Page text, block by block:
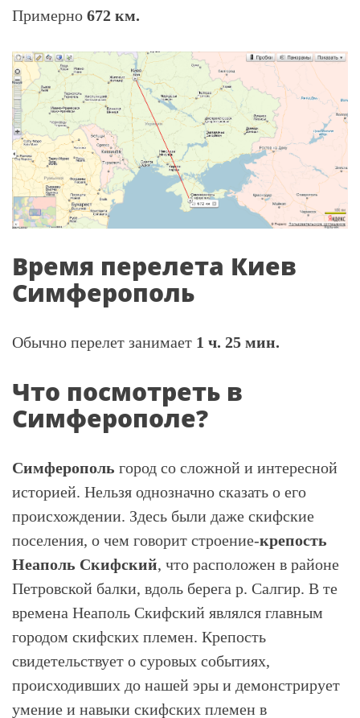
Примерно 672 км.
Время перелета Киев
Симферополь
Обычно перелет занимает 1 ч. 25 мин.
Что посмотреть в
Симферополе?
Симферополь город со сложной и интересной
историей. Нельзя однозначно сказать о его
происхождении. Здесь были даже скифские
поселения, о чем говорит строение-крепость
Неаполь Скифский, что расположен в районе
Петровской балки, вдоль берега р. Салгир. В те
времена Неаполь Скифский являлся главным
городом скифских племен. Крепость
свидетельствует о суровых событиях,
происходивших до нашей эры и демонстрирует
умение и навыки скифских племен в